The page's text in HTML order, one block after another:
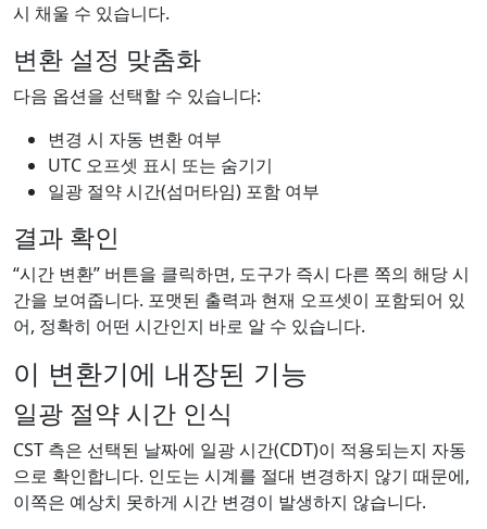
시 채울 수 있습니다.
변환 설정 맞춤화
다음 옵션을 선택할 수 있습니다:
변경 시 자동 변환 여부
UTC 오프셋 표시 또는 숨기기
일광 절약 시간(섬머타임) 포함 여부
결과 확인
“시간 변환” 버튼을 클릭하면, 도구가 즉시 다른 쪽의 해당 시
간을 보여줍니다. 포맷된 출력과 현재 오프셋이 포함되어 있
어, 정확히 어떤 시간인지 바로 알 수 있습니다.
이 변환기에 내장된 기능
일광 절약 시간 인식
CST 측은 선택된 날짜에 일광 시간(CDT)이 적용되는지 자동
으로 확인합니다. 인도는 시계를 절대 변경하지 않기 때문에,
이쪽은 예상치 못하게 시간 변경이 발생하지 않습니다.